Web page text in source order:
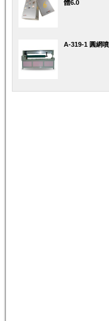
體6.0
A-319-1 圓網